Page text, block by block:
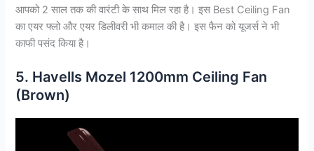
आपको 2 साल तक की वारंटी के साथ मिल रहा है। इस Best Ceiling Fan
का एयर फ्लो और एयर डिलीवरी भी कमाल की है। इस फैन को यूजर्स ने भी
काफी पसंद किया है।
5. Havells Mozel 1200mm Ceiling Fan
(Brown)